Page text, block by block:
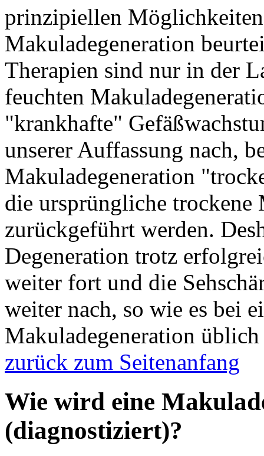
prinzipiellen
Makuladegeneration
Therapien sind nur in der
feuchten
"krankhafte"
unserer Auffassung nach,
Makuladegeneration
die ursprüngliche trockene
zurückgeführt werden.
Degeneration trotz
weiter fort und die
weiter nach, so wie es bei
Makuladegeneration
zurück zum Seitenanfang
Wie wird eine
(diagnostiziert)?